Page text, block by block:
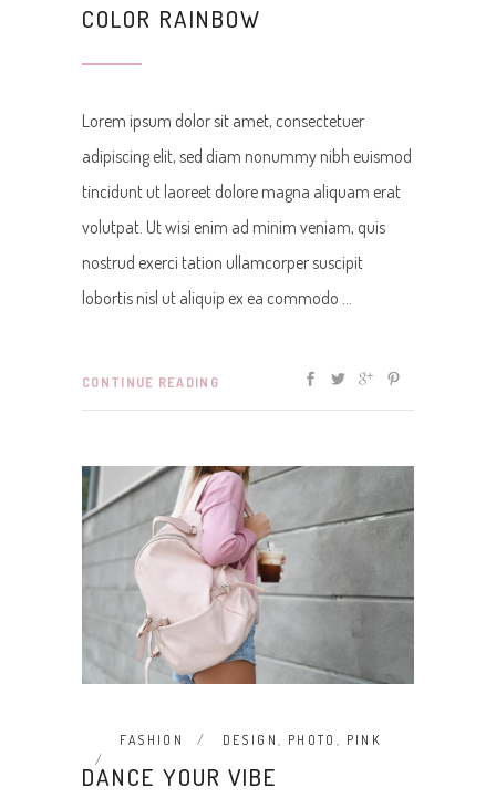
COLOR RAINBOW
Lorem ipsum dolor sit amet, consectetuer
adipiscing elit, sed diam nonummy nibh euismod
tincidunt ut laoreet dolore magna aliquam erat
volutpat. Ut wisi enim ad minim veniam, quis
nostrud exerci tation ullamcorper suscipit
lobortis nisl ut aliquip ex ea commodo
CONTINUE READING
FASHION DESIGN, PHOTO , PINK
DANCE YOUR VIBE